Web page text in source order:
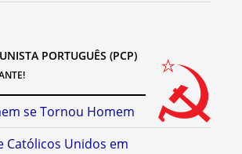
PORTUGUÊS (PCP)
se Tornou Homem
Católicos Unidos em